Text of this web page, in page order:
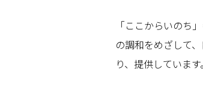
「ここからいのち
の調和をめざして
り、提供しています。